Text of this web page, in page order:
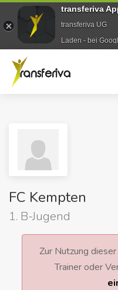
FC Kempten
1. B-Jugend
Zur Nutzung
Trainer oder
transferiva
transferiva UG
Laden - bei